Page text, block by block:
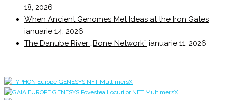
18, 2026
When Ancient Genomes Met Ideas at the Iron Gates
ianuarie 14, 2026
The Danube River „Bone Network” ianuarie 11, 2026